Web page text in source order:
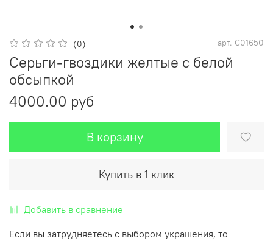
(0) арт. C01650
Серьги-гвоздики желтые с белой
обсыпкой
4000.00 руб
В корзину
Купить в 1 клик
Добавить в сравнение
Если вы затрудняетесь с выбором украшения, то